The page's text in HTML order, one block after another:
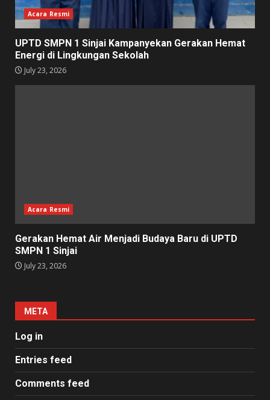
Acara Resmi
UPTD SMPN 1 Sinjai Kampanyekan Gerakan Hemat
Energi di Lingkungan Sekolah
July 23, 2026
Acara Resmi
Gerakan Hemat Air Menjadi Budaya Baru di UPTD
SMPN 1 Sinjai
July 23, 2026
META
Log in
Entries feed
Comments feed